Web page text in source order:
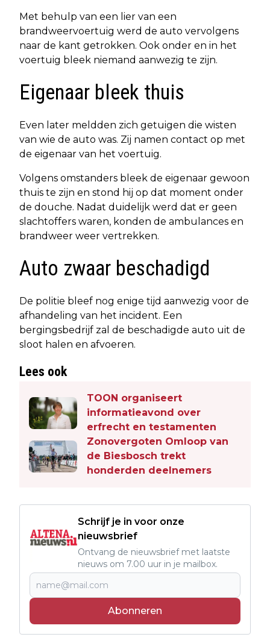
Met behulp van een lier van een
brandweervoertuig werd de auto vervolgens
naar de kant getrokken. Ook onder en in het
voertuig bleek niemand aanwezig te zijn.
Eigenaar bleek thuis
Even later meldden zich getuigen die wisten
van wie de auto was. Zij namen contact op met
de eigenaar van het voertuig.
Volgens omstanders bleek de eigenaar gewoon
thuis te zijn en stond hij op dat moment onder
de douche. Nadat duidelijk werd dat er geen
slachtoffers waren, konden de ambulances en
brandweer weer vertrekken.
Auto zwaar beschadigd
De politie bleef nog enige tijd aanwezig voor de
afhandeling van het incident. Een
bergingsbedrijf zal de beschadigde auto uit de
sloot halen en afvoeren.
Lees ook
TOON organiseert
informatieavond over
erfrecht en testamenten
Zonovergoten Omloop van
de Biesbosch trekt
honderden deelnemers
Schrijf je in voor onze
nieuwsbrief
Ontvang de nieuwsbrief met laatste
nieuws om 7.00 uur in je mailbox.
Abonneren